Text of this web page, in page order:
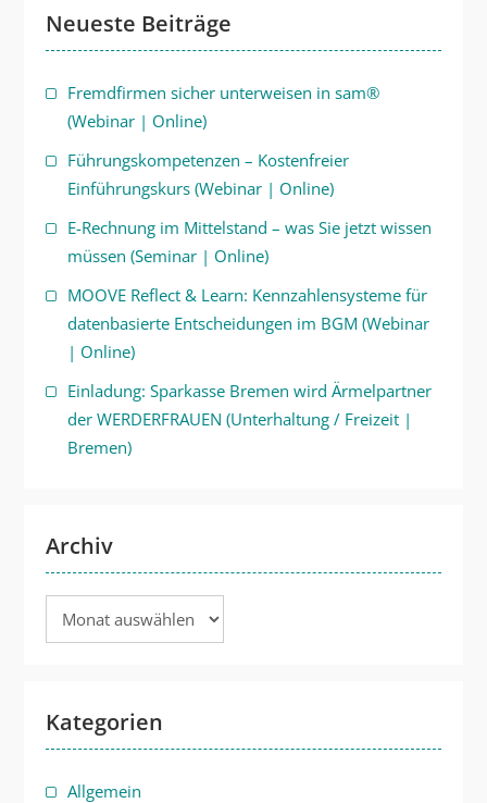
Neueste Beiträge
Fremdfirmen sicher unterweisen in sam®
(Webinar | Online)
Führungskompetenzen – Kostenfreier
Einführungskurs (Webinar | Online)
E-Rechnung im Mittelstand – was Sie jetzt wissen
müssen (Seminar | Online)
MOOVE Reflect & Learn: Kennzahlensysteme für
datenbasierte Entscheidungen im BGM (Webinar
| Online)
Einladung: Sparkasse Bremen wird Ärmelpartner
der WERDERFRAUEN (Unterhaltung / Freizeit |
Bremen)
Archiv
Kategorien
Allgemein